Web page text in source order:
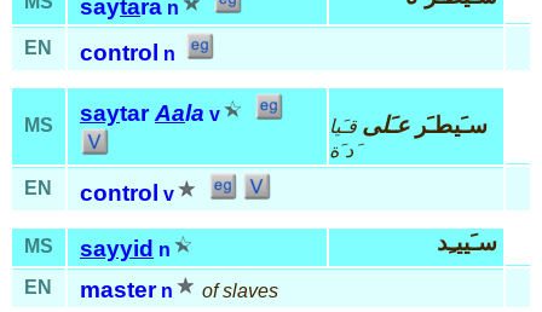
saytara n
EN control n
MS saytarAala v سـَيطـَرعـَلى قـَيا
َد َة
EN
control v
MS sayyid n سـَييـِد
EN master n of slaves